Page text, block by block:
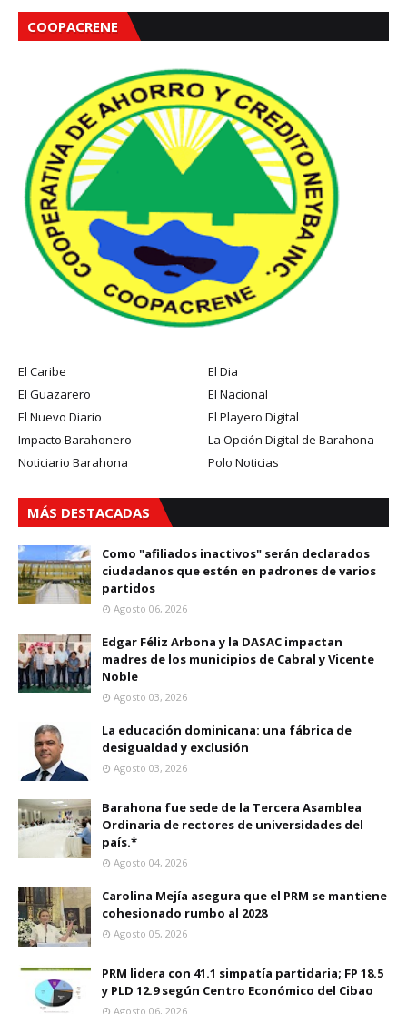
COOPACRENE
El Caribe
El Dia
El Guazarero
El Nacional
El Nuevo Diario
El Playero Digital
Impacto Barahonero
La Opción Digital de Barahona
Noticiario Barahona
Polo Noticias
MÁS DESTACADAS
Como "afiliados inactivos" serán declarados
ciudadanos que estén en padrones de varios
partidos
Agosto 06, 2026
Edgar Féliz Arbona y la DASAC impactan
madres de los municipios de Cabral y Vicente
Noble
Agosto 03, 2026
La educación dominicana: una fábrica de
desigualdad y exclusión
Agosto 03, 2026
Barahona fue sede de la Tercera Asamblea
Ordinaria de rectores de universidades del
país.*
Agosto 04, 2026
Carolina Mejía asegura que el PRM se mantiene
cohesionado rumbo al 2028
Agosto 05, 2026
PRM lidera con 41.1 simpatía partidaria; FP 18.5
y PLD 12.9 según Centro Económico del Cibao
Agosto 06, 2026